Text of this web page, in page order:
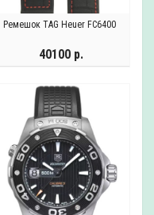
Ремешок TAG Heuer FC6400
40100 р.